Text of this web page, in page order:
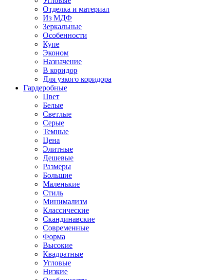
Отделка и материал
Из МДФ
Зеркальные
Особенности
Купе
Эконом
Назначение
В коридор
Для узкого коридора
Гардеробные
Цвет
Белые
Светлые
Серые
Темные
Цена
Элитные
Дешевые
Размеры
Большие
Маленькие
Стиль
Минимализм
Классические
Скандинавские
Современные
Форма
Высокие
Квадратные
Угловые
Низкие